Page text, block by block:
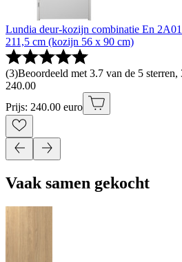
Lundia deur-kozijn combinatie En
211,5 cm (kozijn 56 x 90 cm)
(3)Beoordeeld met 3.7 van de 5
240.00
Prijs: 240.00 euro
Vaak samen gekocht